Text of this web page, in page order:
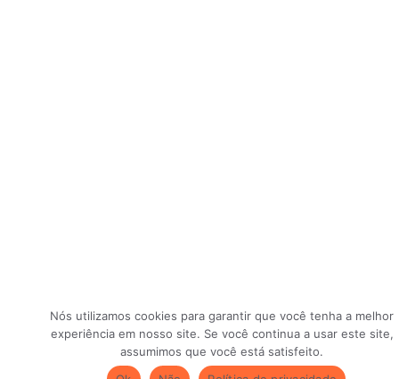
Nós utilizamos cookies para garantir que você tenha a melhor
experiência em nosso site. Se você continua a usar este site,
assumimos que você está satisfeito.